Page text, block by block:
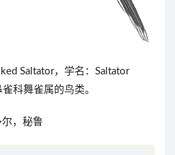
Saltator，学名：Saltator
科舞雀属的鸟类。
，秘鲁